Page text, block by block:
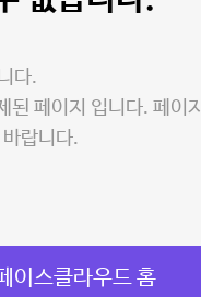
다.
된 페이지 입니다. 페이지
랍니다.
이스클라우드 홈